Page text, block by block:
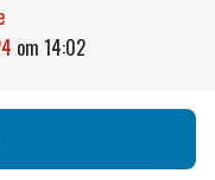
om 14:02